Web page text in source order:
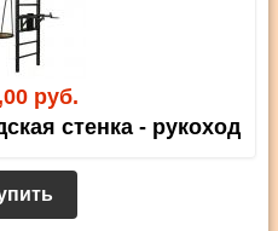
руб.
стенка - рукоход